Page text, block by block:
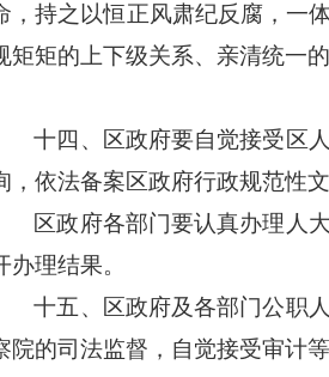
，持之以恒正风肃纪反腐，一
矩矩的上下级关系、亲清统一
十四、区政府要自觉接受区
，依法备案区政府行政规范性
区政府各部门要认真办理人
办理结果。
十五、区政府及各部门公职
院的司法监督，自觉接受审计